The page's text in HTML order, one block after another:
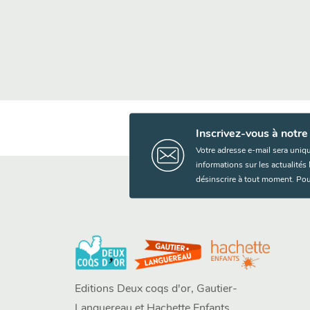
Inscrivez-vous à
Votre adresse e-mail sera
informations sur les actualités
désinscrire à tout moment.
Editions Deux coqs d'or, Gautier-